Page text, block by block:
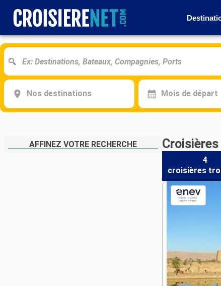
Nos destinations Mois de départ
AFFINEZ VOTRE RECHERCHE
4
croisières